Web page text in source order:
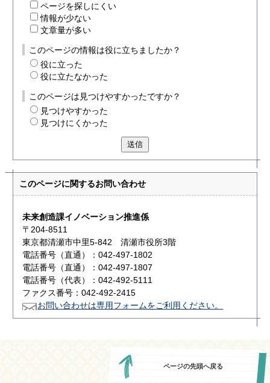
ページを探しにくい
情報が少ない
文章量が多い
このページの情報は役に立ちましたか？
役に立った
役に立たなかった
このページは見つけやすかったですか？
見つけやすかった
見つけにくかった
送信
このページに関するお問い合わせ
未来創造課イノベーション推進係
〒204-8511
東京都清瀬市中里5-842 清瀬市役所3階
電話番号（直通）：042-497-1802
電話番号（直通）：042-497-1807
電話番号（代表）：042-492-5111
ファクス番号：042-492-2415
お問い合わせは専用フォームをご利用ください。
ページの先頭へ戻る